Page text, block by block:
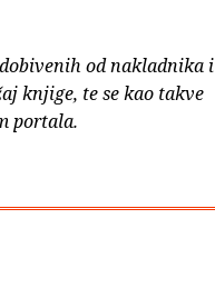
od nakladnika i
knjige, te se kao takve
portala.